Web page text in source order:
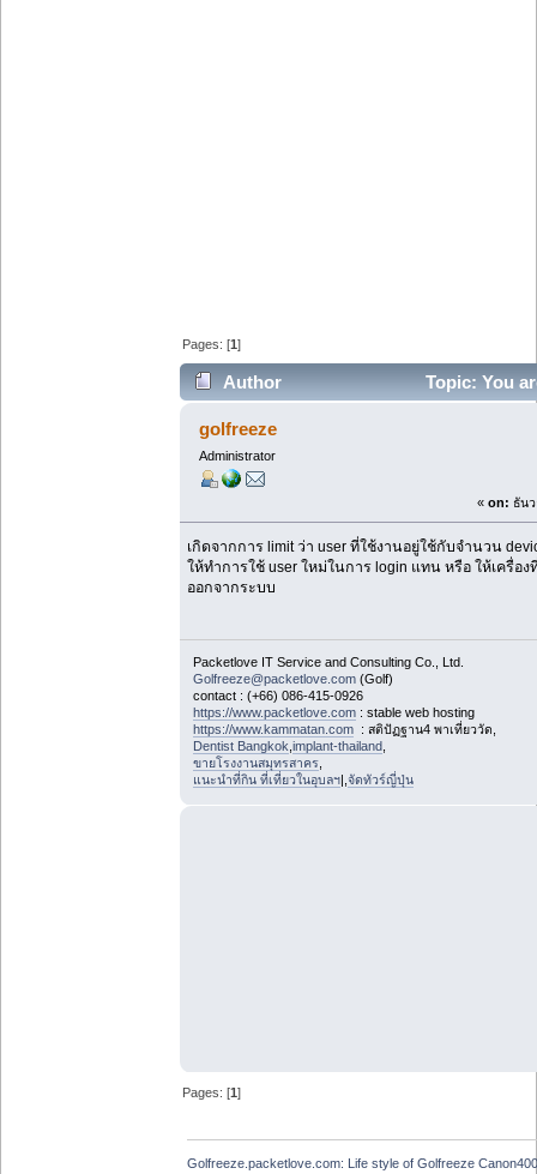
Pages: [1]
Author
Topic: You
times)
golfreeze
Administrator
« on: ธัน
เกิดจากการ limit ว่า user ที่ใช้งานอยู่ใช้กับจำนวน
ให้ทำการใช้ user ใหม่ในการ login แทน หรือ ให้เครื่อ
ออกจากระบบ
Packetlove IT Service and Consulting Co., Ltd.
Golfreeze@packetlove.com(Golf)
contact : (+66) 086-415-0926
https://www.packetlove.com: stable web hosting
https://www.kammatan.com: สติปัฏฐาน4 พาเที่ยววัด,
Dentist Bangkok implant-thailand,
ขายโรงงานสมุทรสาคร,
แนะนำที่กิน ที่เที่ยวในอุบลฯ|, จัดทัวร์ญี่ปุ่น
Pages: [1]
Golfreeze.packetlove.com: Life style of Golfreeze